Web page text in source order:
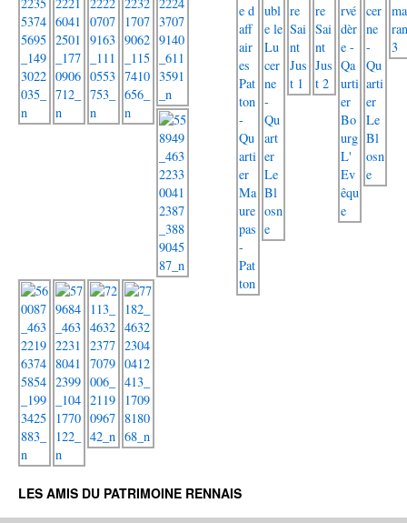
LES AMIS DU PATRIMOINE RENNAIS